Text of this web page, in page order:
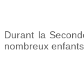
Durant la
nombreux